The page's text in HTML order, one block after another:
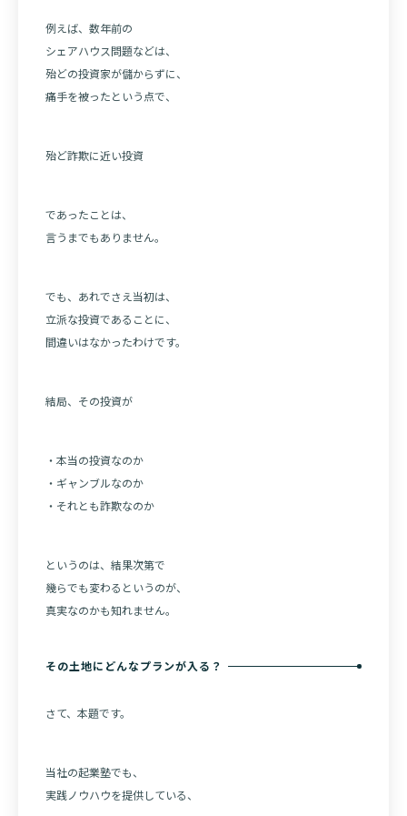
例えば、数年前の
シェアハウス問題などは、
殆どの投資家が儲からずに、
痛手を被ったという点で、
殆ど詐欺に近い投資
であったことは、
言うまでもありません。
でも、あれでさえ当初は、
立派な投資であることに、
間違いはなかったわけです。
結局、その投資が
・本当の投資なのか
・ギャンブルなのか
・それとも詐欺なのか
というのは、結果次第で
幾らでも変わるというのが、
真実なのかも知れません。
その土地にどんなプランが入る？
さて、本題です。
当社の起業塾でも、
実践ノウハウを提供している、